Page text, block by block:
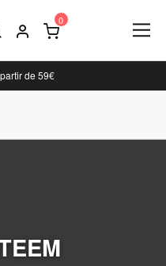
de 59€